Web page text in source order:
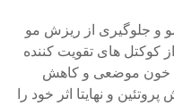
و جلوگیری از ریزش مو
کوکتل های تقویت کننده
خون موضعی و کاهش
و نهایتا اثر خود را